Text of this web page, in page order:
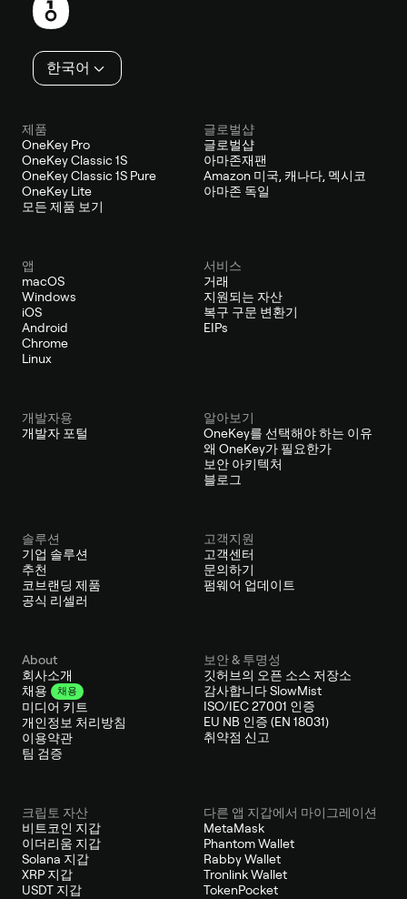
한국어
제품
OneKey Pro
OneKey Classic 1S
OneKey Classic 1S Pure
OneKey Lite
모든 제품 보기
글로벌샵
글로벌샵
아마존재팬
Amazon 미국, 캐나다, 멕시코
아마존 독일
앱
macOS
Windows
iOS
Android
Chrome
Linux
서비스
거래
지원되는 자산
복구 구문 변환기
EIPs
개발자용
개발자 포털
알아보기
OneKey를 선택해야 하는 이유
왜 OneKey가 필요한가
보안 아키텍처
블로그
솔루션
기업 솔루션
추천
코브랜딩 제품
공식 리셀러
고객지원
고객센터
문의하기
펌웨어 업데이트
About
회사소개
채용
채용
미디어 키트
개인정보 처리방침
이용약관
팀 검증
보안 & 투명성
깃허브의 오픈 소스 저장소
감사합니다 SlowMist
ISO/IEC 27001 인증
EU NB 인증 (EN 18031)
취약점 신고
크립토 자산
비트코인 지갑
이더리움 지갑
Solana 지갑
XRP 지갑
USDT 지갑
다른 앱 지갑에서 마이그레이션
MetaMask
Phantom Wallet
Rabby Wallet
Tronlink Wallet
TokenPocket